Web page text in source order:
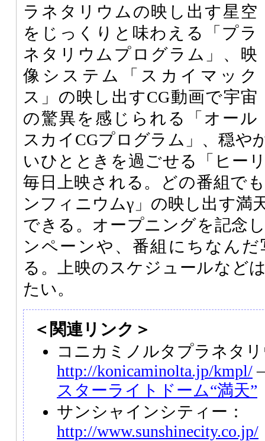
ラネタリウムの映し出す星空
をじっくりと味わえる「プラ
ネタリウムプログラム」、映
像システム「スカイマック
ス」の映し出すCG動画で宇宙
の驚異を感じられる「オール
スカイCGプログラム」、穏や
いひとときを過ごせる「ヒー
毎日上映される。どの番組で
ンフィニウムγ」の映し出す満
できる。オープニングを記念
ンペーンや、番組にちなん
る。上映のスケジュールなど
たい。
＜関連リンク＞
コニカミノルタプラネタ
http://konicaminolta.jp/kmpl/
スターライトドーム“満天”
サンシャインシティー：
http://www.sunshinecity.co.jp/